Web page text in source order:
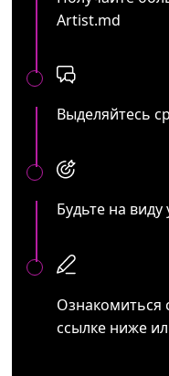
Artist.md
Выделяйтесь
Будьте на
ссылке ниже